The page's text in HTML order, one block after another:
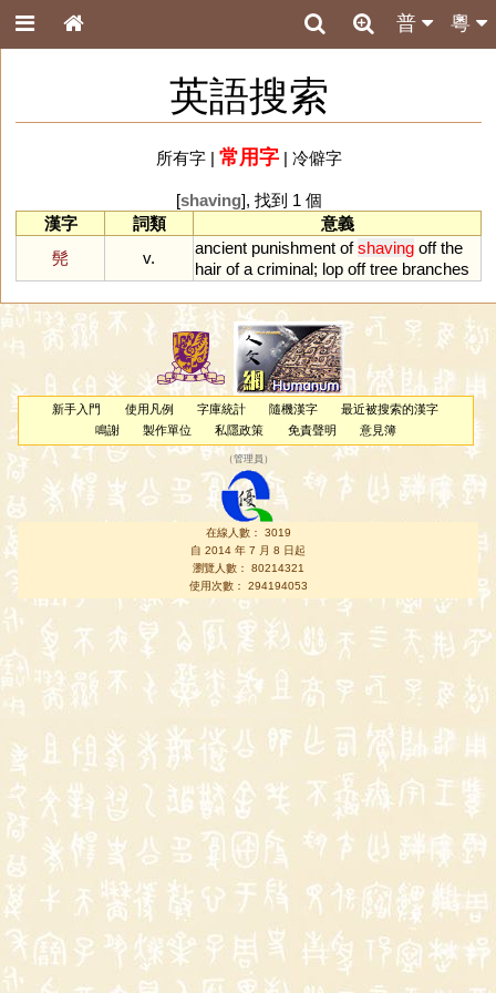
粵
普
英語搜索
所有字| 常用字| 冷僻字
[shaving], 找到 1 個
漢字
詞類
意義
髡
v.
ancient punishment of shaving off the
hair of a criminal; lop off tree branches
新手入門 使用凡例 字庫統計 隨機漢字
最近被搜索的漢字
鳴謝
製作單位 私隱政策 免責聲明 意見簿
（管理員 ）
在線人數： 3019
自 2014 年 7 月 8 日起
瀏覽人數： 80214321
使用次數： 294194053